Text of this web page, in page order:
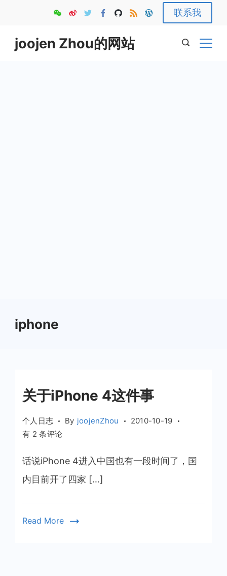
content
联系我
joojen Zhou的网站
iphone
关于iPhone 4这件事
个人日志 By joojenZhou
2010-10-19
关
iPhone
4
这
有 2 条评论
话说iPhone 4进入中国也有一段时间了，国
内目前开了四家 […]
Read More